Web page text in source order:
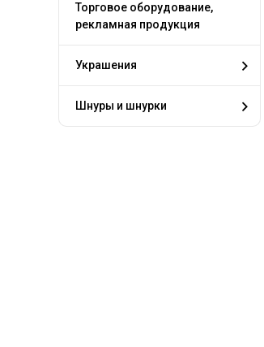
Торговое оборудование,
рекламная продукция
Украшения
Шнуры и шнурки